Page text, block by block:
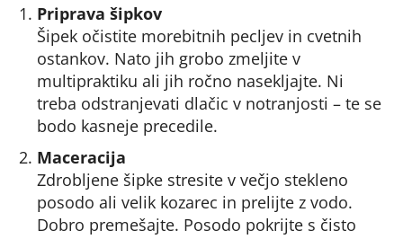
Priprava šipkov
Šipek očistite morebitnih pecljev in cvetnih
ostankov. Nato jih grobo zmeljite v
multipraktiku ali jih ročno nasekljajte. Ni
treba odstranjevati dlačic v notranjosti – te se
bodo kasneje precedile.
Maceracija
Zdrobljene šipke stresite v večjo stekleno
posodo ali velik kozarec in prelijte z vodo.
Dobro premešajte. Posodo pokrijte s čisto